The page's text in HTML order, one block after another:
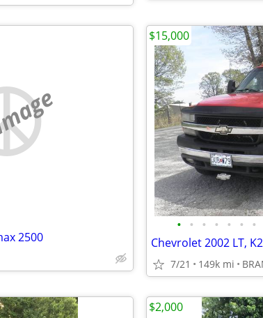
2500
• • • • • • •
7/21 149k mi
$15,000
$2,000